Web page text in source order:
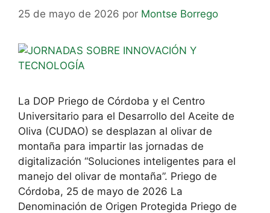
25 de mayo de 2026 por Montse Borrego
La DOP Priego de Córdoba y el Centro
Universitario para el Desarrollo del Aceite de
Oliva (CUDAO) se desplazan al olivar de
montaña para impartir las jornadas de
digitalización “Soluciones inteligentes para el
manejo del olivar de montaña”. Priego de
Córdoba, 25 de mayo de 2026 La
Denominación de Origen Protegida Priego de